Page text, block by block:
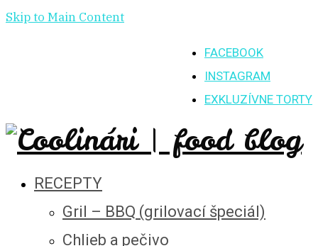
Skip to Main Content
FACEBOOK
INSTAGRAM
EXKLUZÍVNE TORTY
RECEPTY
Gril – BBQ (grilovací špeciál)
Chlieb a pečivo